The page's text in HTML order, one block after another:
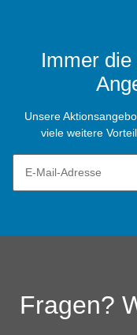
Immer die
Unsere
viele weitere
Fragen?